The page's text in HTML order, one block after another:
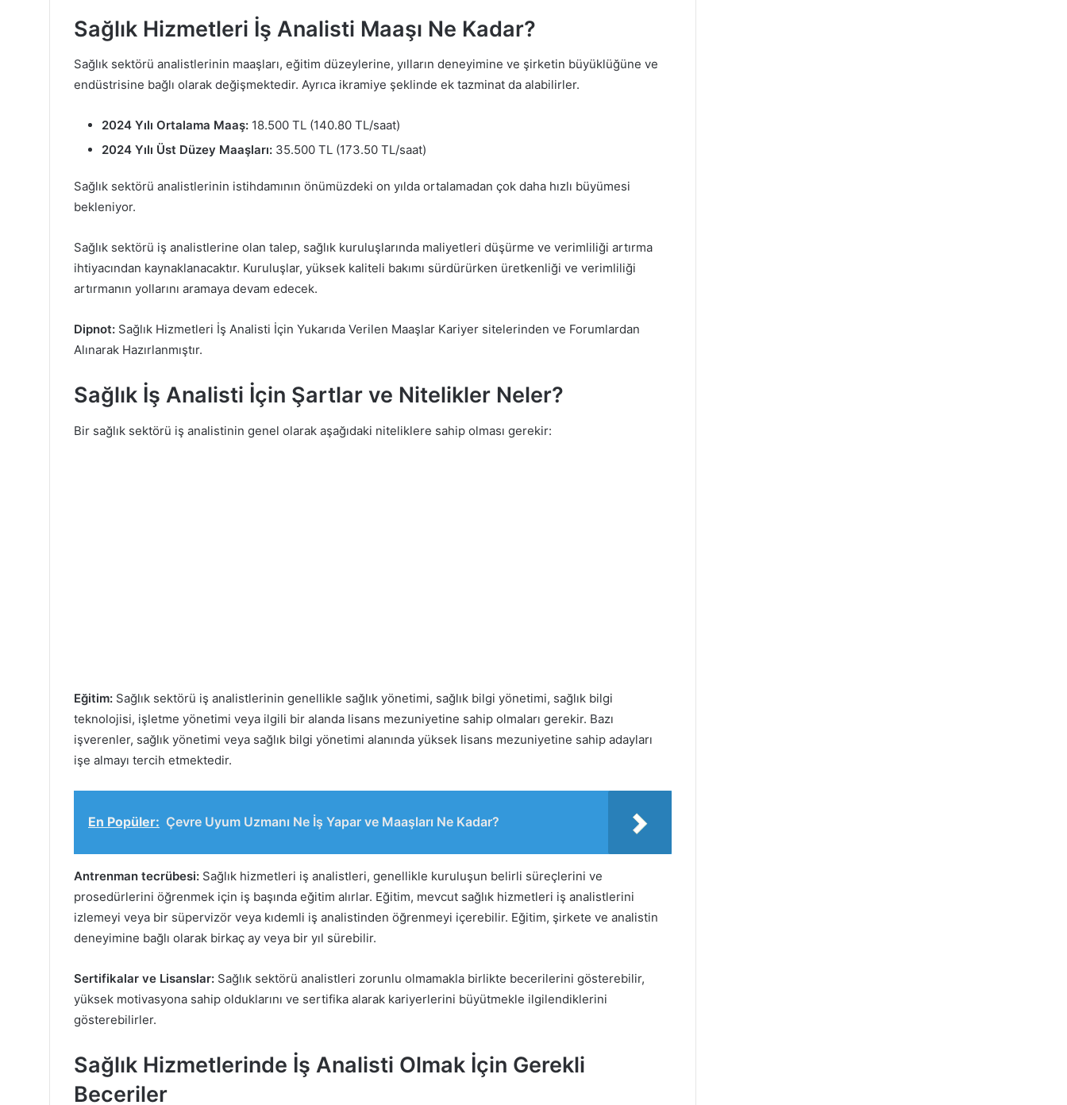
Sağlık Hizmetleri İş Analisti Maaşı Ne Kadar?
Sağlık sektörü analistlerinin maaşları, eğitim düzeylerine, yılların deneyimine ve şirketin büyüklüğüne ve
endüstrisine bağlı olarak değişmektedir. Ayrıca ikramiye şeklinde ek tazminat da alabilirler.
2024 Yılı Ortalama Maaş: 18.500 TL (140.80 TL/saat)
2024 Yılı Üst Düzey Maaşları: 35.500 TL (173.50 TL/saat)
Sağlık sektörü analistlerinin istihdamının önümüzdeki on yılda ortalamadan çok daha hızlı büyümesi
bekleniyor.
Sağlık sektörü iş analistlerine olan talep, sağlık kuruluşlarında maliyetleri düşürme ve verimliliği artırma
ihtiyacından kaynaklanacaktır. Kuruluşlar, yüksek kaliteli bakımı sürdürürken üretkenliği ve verimliliği
artırmanın yollarını aramaya devam edecek.
Dipnot: Sağlık Hizmetleri İş Analisti İçin Yukarıda Verilen Maaşlar Kariyer sitelerinden ve Forumlardan
Alınarak Hazırlanmıştır.
Sağlık İş Analisti İçin Şartlar ve Nitelikler Neler?
Bir sağlık sektörü iş analistinin genel olarak aşağıdaki niteliklere sahip olması gerekir:
Eğitim: Sağlık sektörü iş analistlerinin genellikle sağlık yönetimi, sağlık bilgi yönetimi, sağlık bilgi
teknolojisi, işletme yönetimi veya ilgili bir alanda lisans mezuniyetine sahip olmaları gerekir. Bazı
işverenler, sağlık yönetimi veya sağlık bilgi yönetimi alanında yüksek lisans mezuniyetine sahip adayları
işe almayı tercih etmektedir.
En Popüler: Çevre Uyum Uzmanı Ne İş Yapar ve Maaşları Ne Kadar?
Antrenman tecrübesi: Sağlık hizmetleri iş analistleri, genellikle kuruluşun belirli süreçlerini ve
prosedürlerini öğrenmek için iş başında eğitim alırlar. Eğitim, mevcut sağlık hizmetleri iş analistlerini
izlemeyi veya bir süpervizör veya kıdemli iş analistinden öğrenmeyi içerebilir. Eğitim, şirkete ve analistin
deneyimine bağlı olarak birkaç ay veya bir yıl sürebilir.
Sertifikalar ve Lisanslar: Sağlık sektörü analistleri zorunlu olmamakla birlikte becerilerini gösterebilir,
yüksek motivasyona sahip olduklarını ve sertifika alarak kariyerlerini büyütmekle ilgilendiklerini
gösterebilirler.
Sağlık Hizmetlerinde İş Analisti Olmak İçin Gerekli
Beceriler